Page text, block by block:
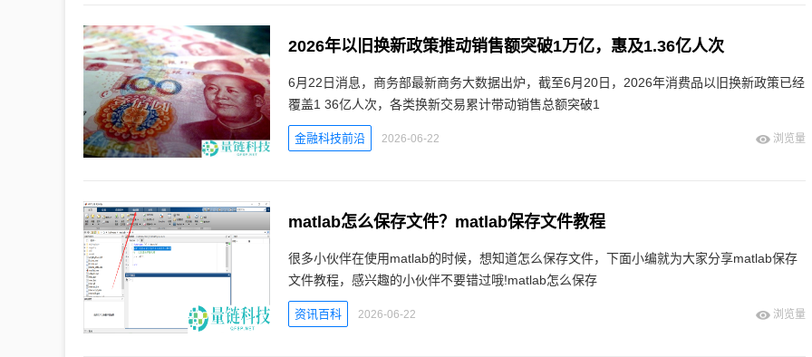
2026年以旧换新政策推动销售额突破1万亿，惠及1.36亿人次
6月22日消息，商务部最新商务大数据出炉，截至6月20日，2026年消费品以旧换新政策已经
覆盖1 36亿人次，各类换新交易累计带动销售总额突破1
金融科技前沿 2026-06-22 浏览量
matlab怎么保存文件？matlab保存文件教程
很多小伙伴在使用matlab的时候，想知道怎么保存文件，下面小编就为大家分享matlab保存
文件教程，感兴趣的小伙伴不要错过哦!matlab怎么保存
资讯百科 2026-06-22 浏览量